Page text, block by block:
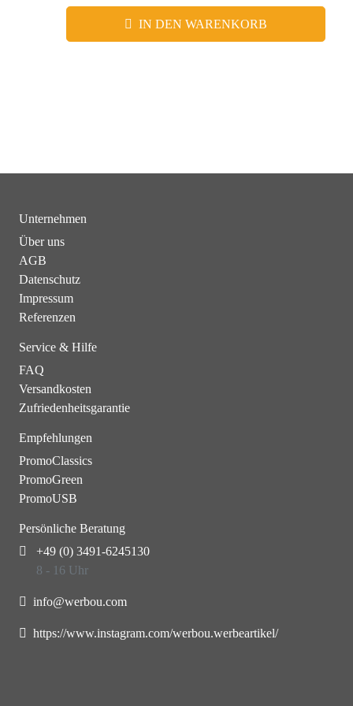
IN DEN WARENKORB
Unternehmen
Über uns
AGB
Datenschutz
Impressum
Referenzen
Service & Hilfe
FAQ
Versandkosten
Zufriedenheitsgarantie
Empfehlungen
PromoClassics
PromoGreen
PromoUSB
Persönliche Beratung
+49 (0) 3491-6245130
8 - 16 Uhr
info@werbou.com
https://www.instagram.com/werbou.werbeartikel/